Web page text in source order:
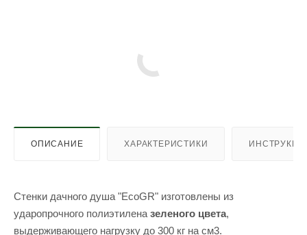
ОПИСАНИЕ ХАРАКТЕРИСТИКИ
Стенки дачного душа "EcoGR" изготовлены из
ударопрочного полиэтилена зеленого цвета,
выдерживающего нагрузку до 300 кг на см3.